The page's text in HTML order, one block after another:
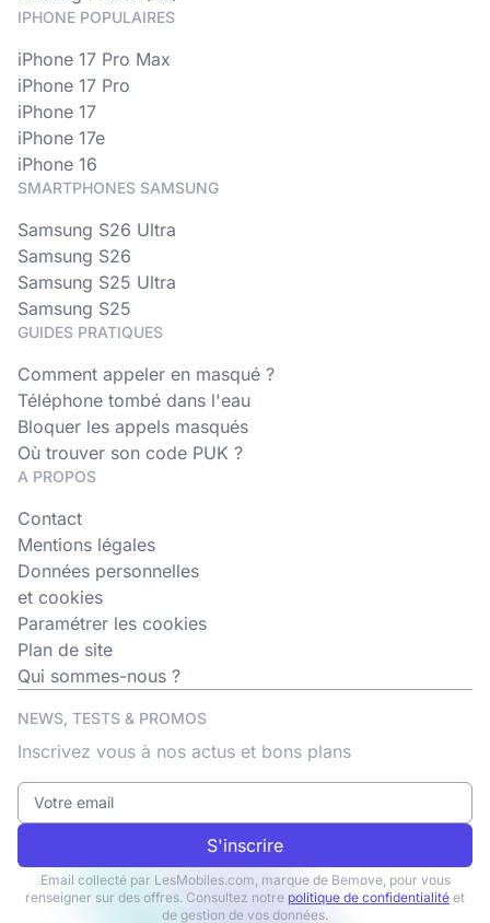
IPHONE POPULAIRES
iPhone 17 Pro Max
iPhone 17 Pro
iPhone 17
iPhone 17e
iPhone 16
SMARTPHONES SAMSUNG
Samsung S26 Ultra
Samsung S26
Samsung S25 Ultra
Samsung S25
GUIDES PRATIQUES
Comment appeler en masqué ?
Téléphone tombé dans l'eau
Bloquer les appels masqués
Où trouver son code PUK ?
A PROPOS
Contact
Mentions légales
Données personnelles
et cookies
Paramétrer les cookies
Plan de site
Qui sommes-nous ?
NEWS, TESTS & PROMOS
Inscrivez vous à nos actus et bons plans
S'inscrire
Email collecté par LesMobiles.com, marque de Bemove, pour vous
renseigner sur des offres. Consultez notre politique de confidentialité et
de gestion de vos données.